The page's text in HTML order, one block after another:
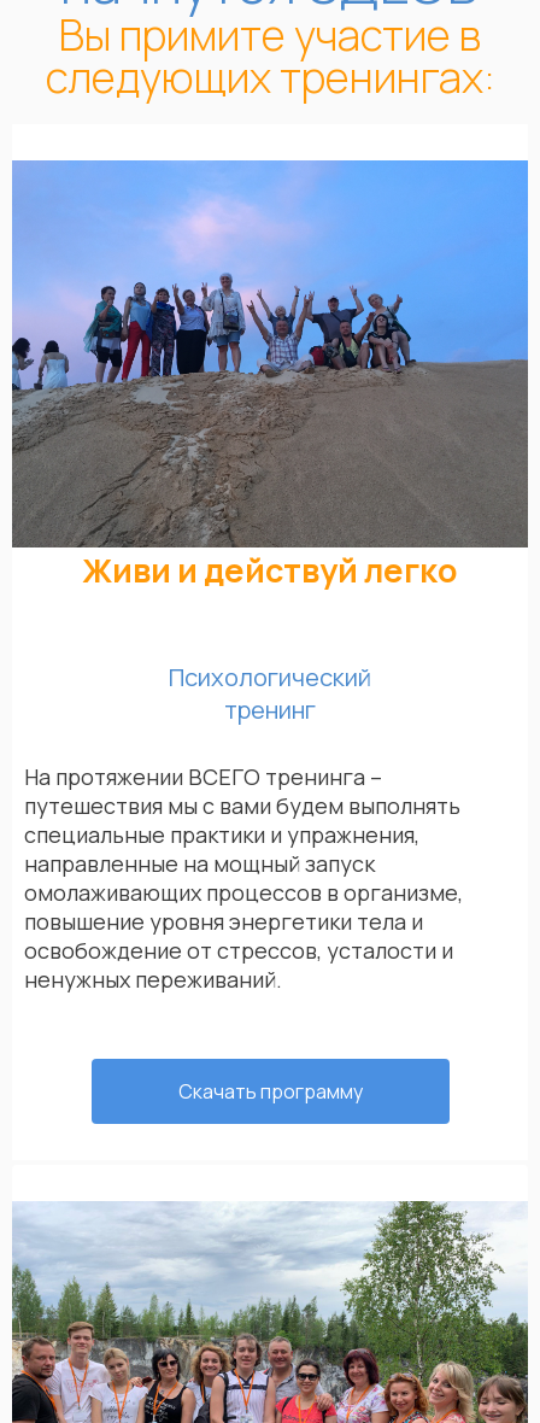
Вы примите участие в
следующих тренингах:
Живи и действуй легко
Психологический
тренинг
На протяжении ВСЕГО тренинга –
путешествия мы с вами будем выполнять
специальные практики и упражнения,
направленные на мощный запуск
омолаживающих процессов в организме,
повышение уровня энергетики тела и
освобождение от стрессов, усталости и
ненужных переживаний.
Скачать программу